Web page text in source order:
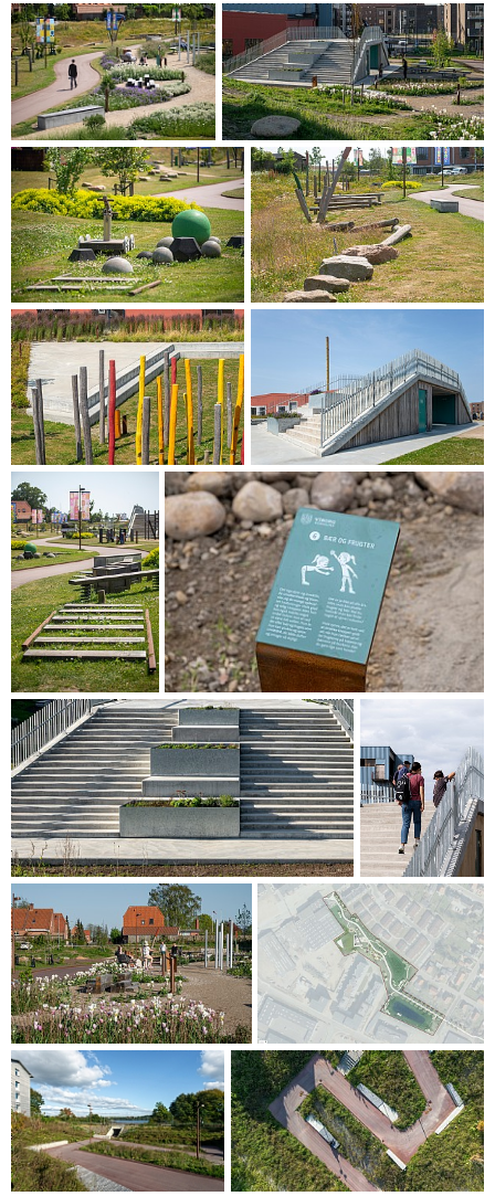
forbinder vigtige punkter som en bro over Banevejen,
Midtbyens Gymnasium, Banebypladsen, Alhedestien og
underføringen mod Gl. Århusvej. Oplevelsesruten kobler sig
til Banebystien i Banebyparken, forbindende de to
stiforbindelser. Fælles for de to stiforbindelser er det grønne
og rekreative træk, der binder hele området sammen.